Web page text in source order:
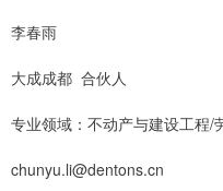
李春雨
大成成都 合伙人
专业领域：不动产与建设工程/
chunyu.li@dentons.cn